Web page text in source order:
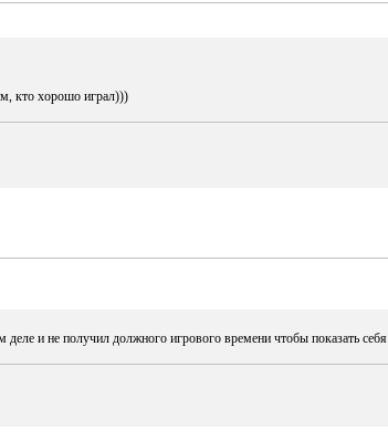
кто хорошо играл)))
и не получил должного игрового времени чтобы показать себя